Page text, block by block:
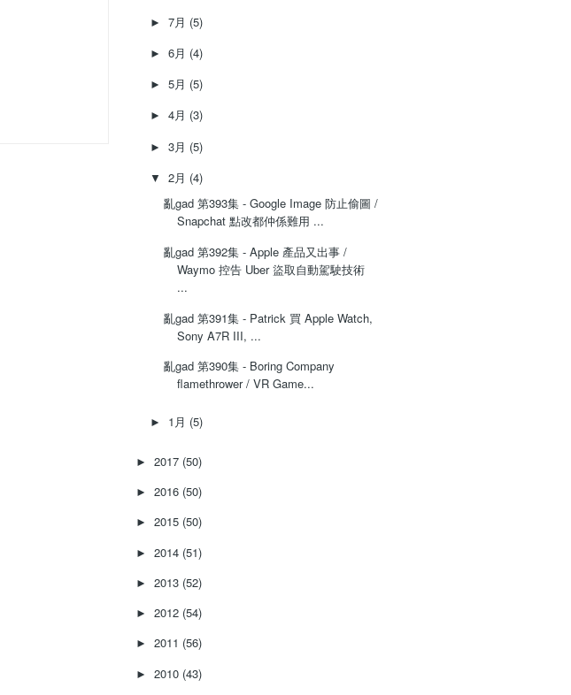
► 7月 (5)
► 6月 (4)
► 5月 (5)
► 4月 (3)
► 3月 (5)
▼ 2月 (4)
亂gad 第393集 - Google Image 防止偷圖 /
Snapchat 點改都仲係難用 ...
亂gad 第392集 - Apple 產品又出事 /
Waymo 控告 Uber 盜取自動駕駛技術
...
亂gad 第391集 - Patrick 買 Apple Watch,
Sony A7R III, ...
亂gad 第390集 - Boring Company
flamethrower / VR Game...
► 1月 (5)
► 2017 (50)
► 2016 (50)
► 2015 (50)
► 2014 (51)
► 2013 (52)
► 2012 (54)
► 2011 (56)
► 2010 (43)